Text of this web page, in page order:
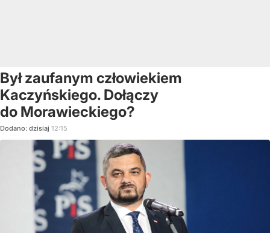
Był zaufanym człowiekiem
Kaczyńskiego. Dołączy
do Morawieckiego?
Dodano: dzisiaj 12:15